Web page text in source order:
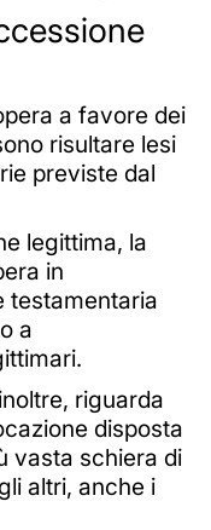
a favore dei
risultare lesi
previste dal
legittima, la
in
testamentaria
a
riguarda
disposta
vasta schiera di
altri, anche i